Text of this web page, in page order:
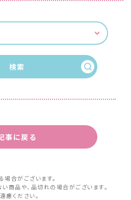
検索
事に戻る
合がございます。
商品や、品切れの場合がございます。
ください。